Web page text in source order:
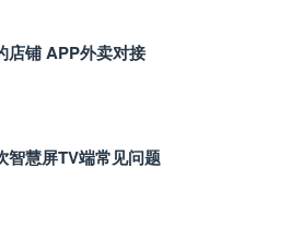
店铺 APP外卖对接
智慧屏TV端常见问题